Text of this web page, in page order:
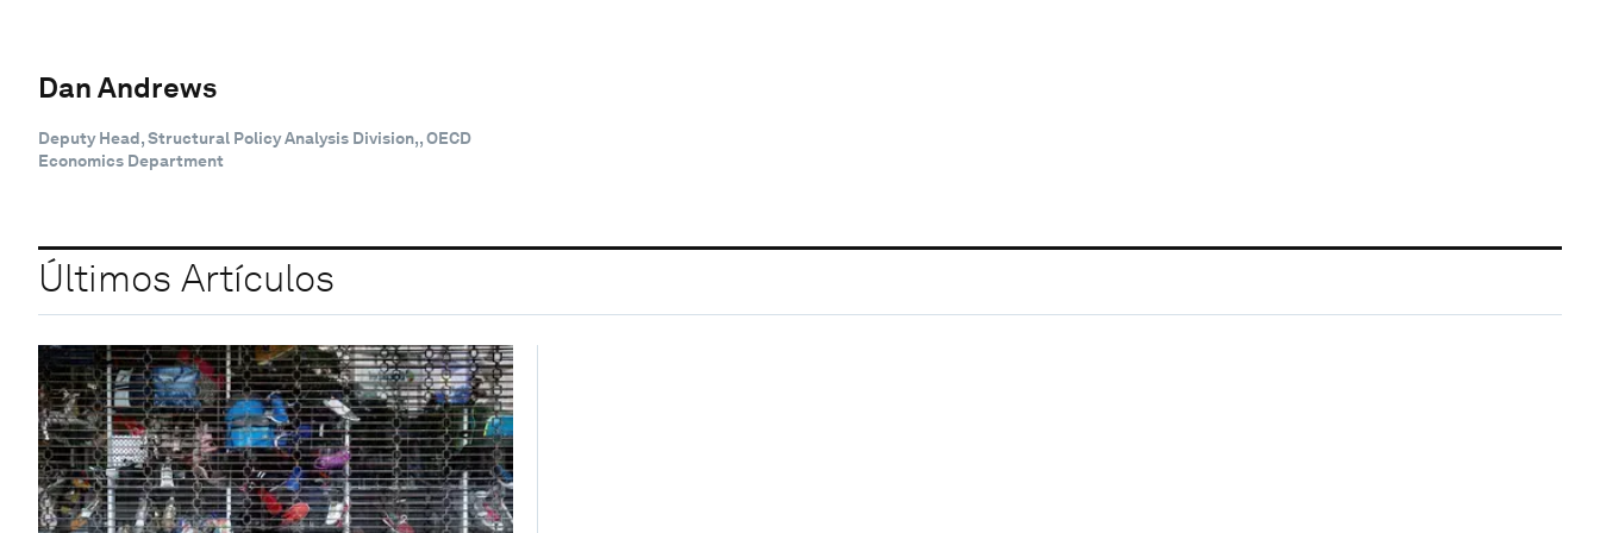
Dan Andrews
Deputy Head, Structural Policy Analysis Division,, OECD
Economics Department
Últimos Artículos